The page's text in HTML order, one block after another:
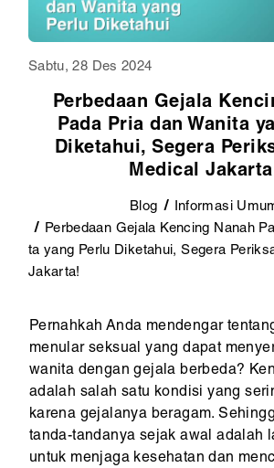
Sabtu, 28 Des 2024
Perbedaan Gejala
Pada Pria dan Wanita
Diketahui, Segera
Medical
Blog
Informasi
Perbedaan Gejala Kencing Nanah
ta yang Perlu Diketahui, Segera
Jakarta!
Pernahkah Anda mendengar
menular seksual yang dapat
wanita dengan gejala berbeda?
adalah salah satu kondisi yang
karena gejalanya beragam.
tanda-tandanya sejak awal adalah
untuk menjaga kesehatan dan